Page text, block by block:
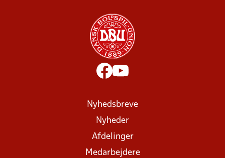
Nyhedsbreve
Nyheder
Afdelinger
Medarbejdere